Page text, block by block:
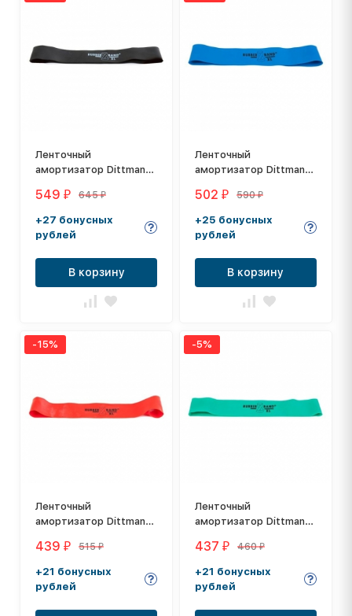
Ленточный
амортизатор Dittmann
черный
549₽ 645₽
+27 бонусных
рублей
В корзину
Ленточный
амортизатор Dittmann
синий
502₽ 590₽
+25 бонусных
рублей
В корзину
-15%
Ленточный
амортизатор Dittmann
красный
439₽ 515₽
+21 бонусных
рублей
-5%
Ленточный
амортизатор Dittmann
зеленый
437₽ 460₽
+21 бонусных
рублей